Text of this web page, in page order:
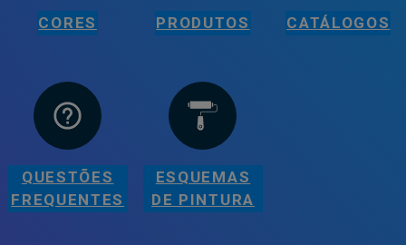
CORES PRODUTOS CATÁLOGOS
QUESTÕES
FREQUENTES
ESQUEMAS
DE PINTURA